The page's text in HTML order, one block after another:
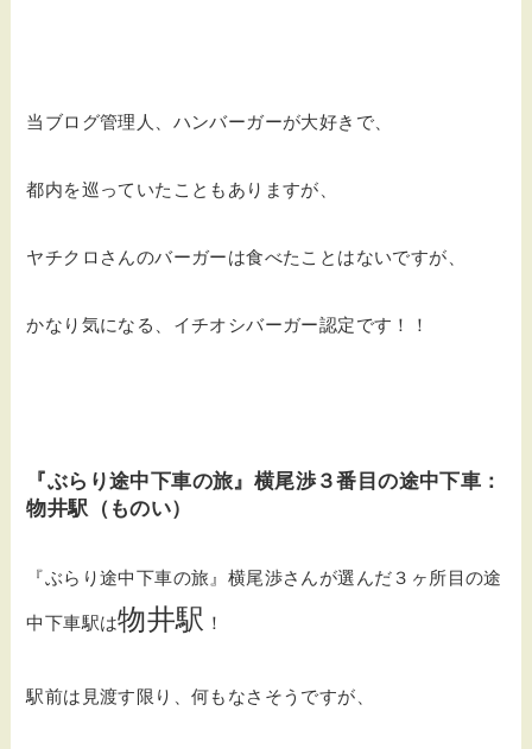
当ブログ管理人、ハンバーガーが大好きで、
都内を巡っていたこともありますが、
ヤチクロさんのバーガーは食べたことはないですが、
かなり気になる、イチオシバーガー認定です！！
『ぶらり途中下車の旅』横尾渉３番目の途中下車：
物井駅（ものい）
『ぶらり途中下車の旅』横尾渉さんが選んだ３ヶ所目の途
中下車駅は物井駅 ！
駅前は見渡す限り、何もなさそうですが、